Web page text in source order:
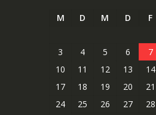
M D M D F
3
4 5 6 7
10
11 12 13 14
17
18 19 20 21
24
25 26 27 28